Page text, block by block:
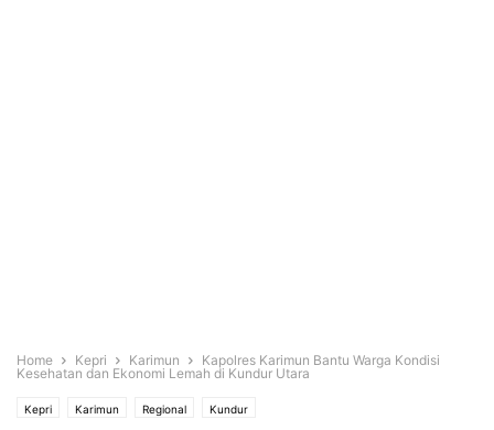
Home Kepri Karimun
Kapolres Karimun Bantu Warga Kondisi
Kesehatan dan Ekonomi Lemah di Kundur Utara
Kepri Karimun Regional Kundur